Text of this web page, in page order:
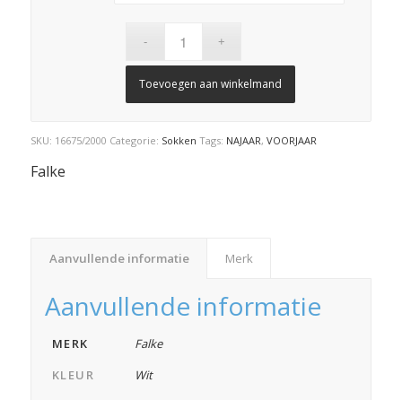
Toevoegen aan winkelmand
SKU: 16675/2000 Categorie: Sokken Tags: NAJAAR, VOORJAAR
Falke
Aanvullende informatie Merk
Aanvullende informatie
MERK
Falke
KLEUR
Wit